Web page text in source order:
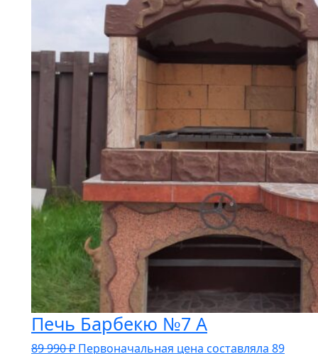
Печь Барбекю №7 А
89 990₽ Первоначальная цена составляла 89